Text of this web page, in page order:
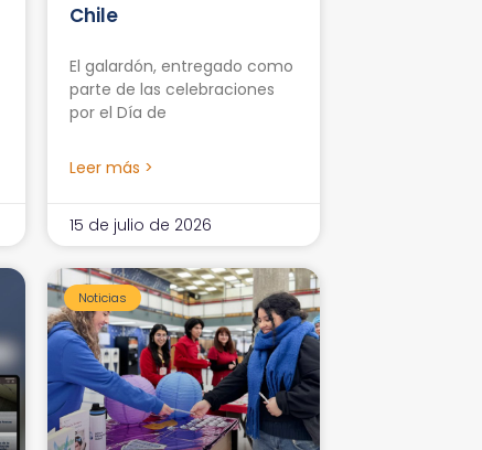
Chile
El galardón, entregado como
parte de las celebraciones
por el Día de
Leer más >
15 de julio de 2026
Noticias